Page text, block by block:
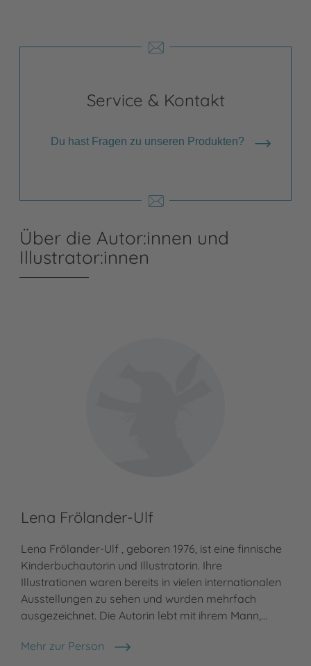
Service & Kontakt
Du hast Fragen zu unseren Produkten?
Über die Autor:innen und
Illustrator:innen
Lena Frölander-Ulf
Lena Frölander-Ulf , geboren 1976, ist eine finnische
Kinderbuchautorin und Illustratorin. Ihre
Illustrationen waren bereits in vielen internationalen
Ausstellungen zu sehen und wurden mehrfach
ausgezeichnet. Die Autorin lebt mit ihrem Mann,…
Mehr zur Person
Lena Frölander-Ulf